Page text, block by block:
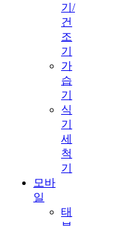
기/
건
조
기
가
습
기
식
기
세
척
기
모바
일
태